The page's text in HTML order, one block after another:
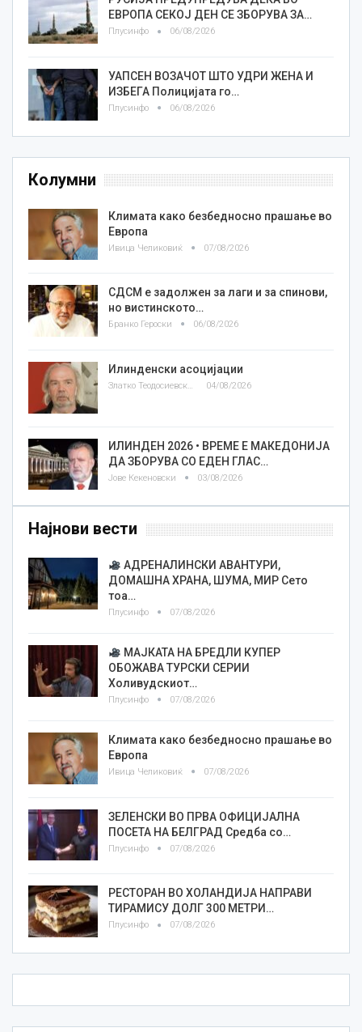
ЕВРОПА СЕКОЈ ДЕН СЕ ЗБОРУВА ЗА…
Плусинфо 06/08/2026
УАПСЕН ВОЗАЧОТ ШТО УДРИ ЖЕНА И
ИЗБЕГА Полицијата го…
Плусинфо 06/08/2026
Колумни
Климата како безбедносно прашање во
Европа
Ивица Челиковиќ 07/08/2026
СДСМ е задолжен за лаги и за спинови,
но вистинското…
Бранко Героски 06/08/2026
Илинденски асоцијации
Златко Теодосиевски 04/08/2026
ИЛИНДЕН 2026 • ВРЕМЕ Е МАКЕДОНИЈА
ДА ЗБОРУВА СО ЕДЕН ГЛАС…
Јове Кекеновски 03/08/2026
Најнови вести
АДРЕНАЛИНСКИ АВАНТУРИ,
ДОМАШНА ХРАНА, ШУМА, МИР Сето
тоа…
Плусинфо 07/08/2026
МАЈКАТА НА БРЕДЛИ КУПЕР
ОБОЖАВА ТУРСКИ СЕРИИ
Холивудскиот…
Плусинфо 07/08/2026
Климата како безбедносно прашање во
Европа
Ивица Челиковиќ 07/08/2026
ЗЕЛЕНСКИ ВО ПРВА ОФИЦИЈАЛНА
ПОСЕТА НА БЕЛГРАД Средба со…
Плусинфо 07/08/2026
РЕСТОРАН ВО ХОЛАНДИЈА НАПРАВИ
ТИРАМИСУ ДОЛГ 300 МЕТРИ…
Плусинфо 07/08/2026